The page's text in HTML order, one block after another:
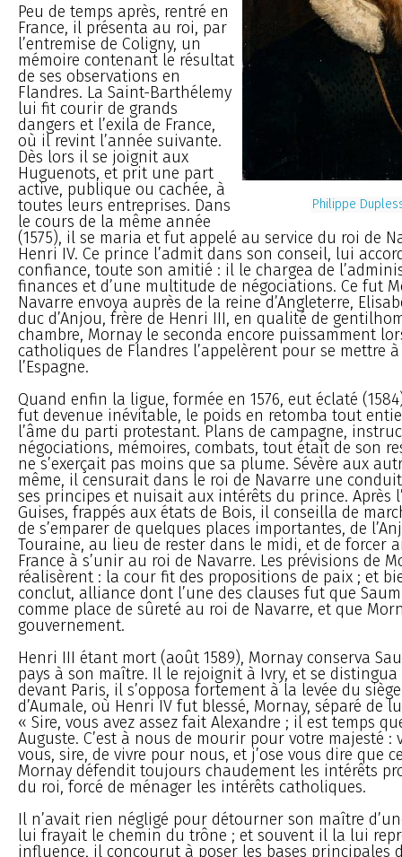
Philippe
Peu de temps après, rentré en
France, il présenta au roi, par
l’entremise de Coligny, un
mémoire contenant le résultat
de ses observations en
Flandres. La Saint-Barthélemy
lui fit courir de grands
dangers et l’exila de France,
où il revint l’année suivante.
Dès lors il se joignit aux
Huguenots, et prit une part
active, publique ou cachée, à
toutes leurs entreprises. Dans
le cours de la même année
(1575), il se maria et fut appelé au service du roi de
Henri IV. Ce prince l’admit dans son conseil, lui
confiance, toute son amitié : il le chargea de
finances et d’une multitude de négociations. Ce fut
Navarre envoya auprès de la reine d’Angleterre,
duc d’Anjou, frère de Henri III, en qualité de
chambre, Mornay le seconda encore puissamment
catholiques de Flandres l’appelèrent pour se mettre
l’Espagne.
Quand enfin la ligue, formée en 1576, eut éclaté
fut devenue inévitable, le poids en retomba tout
l’âme du parti protestant. Plans de campagne,
négociations, mémoires, combats, tout était de son
ne s’exerçait pas moins que sa plume. Sévère aux
même, il censurait dans le roi de Navarre une
ses principes et nuisait aux intérêts du prince. Après
Guises, frappés aux états de Bois, il conseilla de
de s’emparer de quelques places importantes, de
Touraine, au lieu de rester dans le midi, et de forcer
France à s’unir au roi de Navarre. Les prévisions de
réalisèrent : la cour fit des propositions de paix ; et
conclut, alliance dont l’une des clauses fut que
comme place de sûreté au roi de Navarre, et que
gouvernement.
Henri III étant mort (août 1589), Mornay conserva
pays à son maître. Il le rejoignit à Ivry, et se
devant Paris, il s’opposa fortement à la levée du
d’Aumale, où Henri IV fut blessé, Mornay, séparé de
« Sire, vous avez assez fait Alexandre ; il est temps
Auguste. C’est à nous de mourir pour votre majesté :
vous, sire, de vivre pour nous, et j’ose vous dire que
Mornay défendit toujours chaudement les intérêts
du roi, forcé de ménager les intérêts catholiques.
Il n’avait rien négligé pour détourner son maître
lui frayait le chemin du trône ; et souvent il la lui
influence, il concourut à poser les bases principales